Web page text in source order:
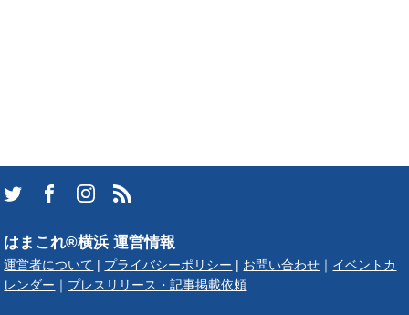
はまこれ®横浜 運営情報
運営者について プライバシーポリシー お問い合わせ
イベントカ
レンダー
プレスリリース・記事掲載依頼